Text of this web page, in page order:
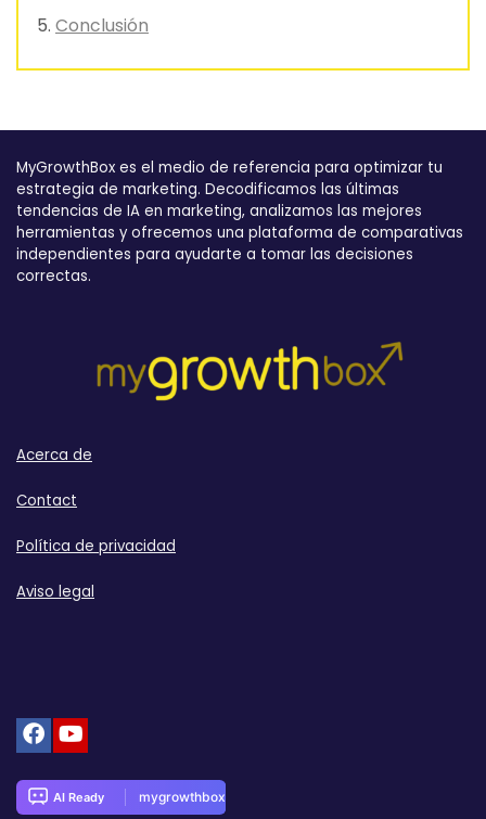
Conclusión
MyGrowthBox es el medio de referencia para optimizar tu
estrategia de marketing. Decodificamos las últimas
tendencias de IA en marketing, analizamos las mejores
herramientas y ofrecemos una plataforma de comparativas
independientes para ayudarte a tomar las decisiones
correctas.
Acerca de
Contact
Política de privacidad
Aviso legal